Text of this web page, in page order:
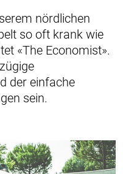
nördlichen
so oft krank wie
«The Economist».
der einfache
sein.